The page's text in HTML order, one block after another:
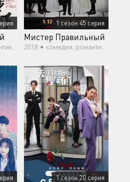
1 сезон 45 серия
Мистер Правильный
2018 • комедия, романтика, повседневность
1 сезон 20 серия